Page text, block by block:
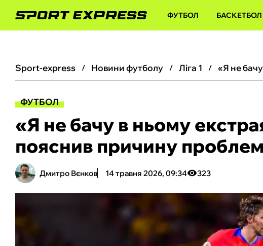
ФУТБОЛ БАСКЕТБОЛ
sport-express новини футболу ліга 1
ФУТБОЛ
«Я не бачу в ньому
пояснив причину
Дмитро Вєнков 14 травня 2026, 09:34 323